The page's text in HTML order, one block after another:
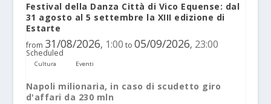
Festival della Danza Città di Vico Equense: dal
31 agosto al 5 settembre la XIII edizione di
Estarte
from 31/08/2026, 1:00 to 05/09/2026, 23:00
Scheduled
Cultura Eventi
Napoli milionaria, in caso di scudetto giro
d'affari da 230 mln